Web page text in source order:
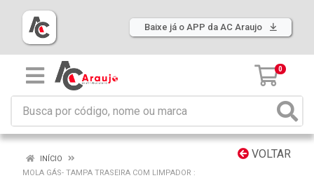
Baixe já o APP da AC Araujo
0
VOLTAR
INÍCIO
MOLA GÁS- TAMPA TRASEIRA COM LIMPADOR :